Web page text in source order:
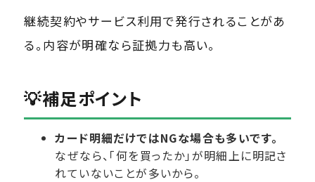
継続契約やサービス利用で発行されることがあ
る。内容が明確なら証拠力も高い。
💡補足ポイント
カード明細だけではNGな場合も多いです。
なぜなら、「何を買ったか」が明細上に明記さ
れていないことが多いから。